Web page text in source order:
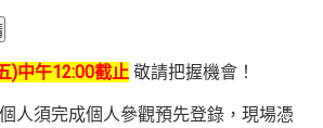
)中午12:00截止 敬請把握機會！
人須完成個人參觀預先登錄，現場憑